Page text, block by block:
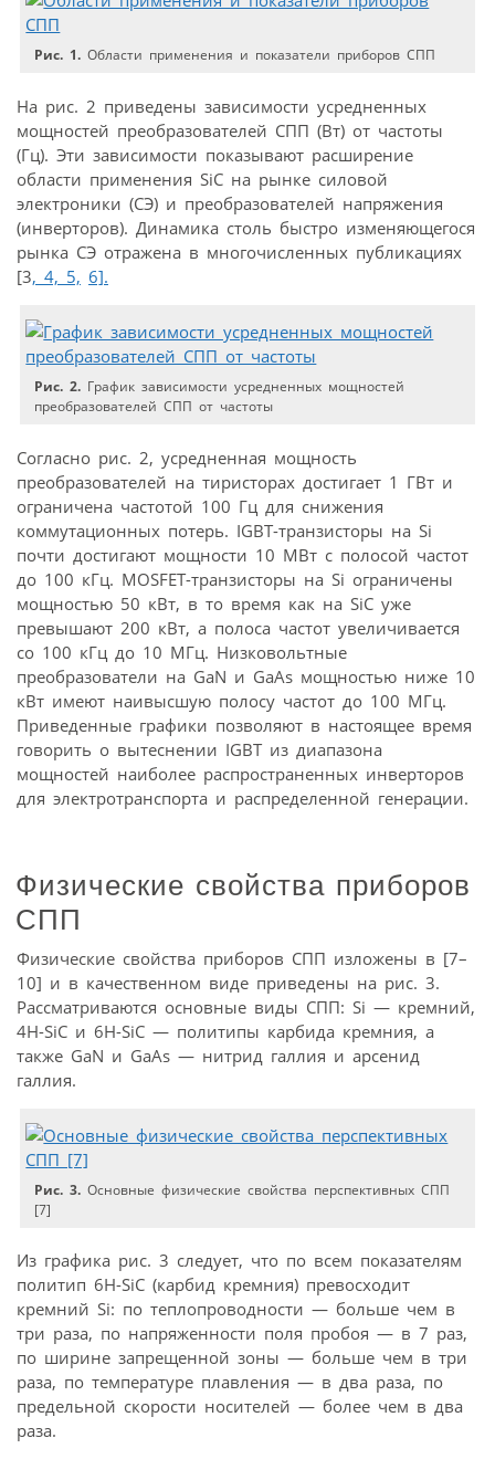
Рис. 1. Области применения и показатели приборов СПП
На рис. 2 приведены зависимости усредненных
мощностей преобразователей СПП (Вт) от частоты
(Гц). Эти зависимости показывают расширение
области применения SiC на рынке силовой
электроники (СЭ) и преобразователей напряжения
(инверторов). Динамика столь быстро изменяющегося
рынка СЭ отражена в многочисленных публикациях
[3, 4, 5, 6].
Рис. 2. График зависимости усредненных мощностей
преобразователей СПП от частоты
Согласно рис. 2, усредненная мощность
преобразователей на тиристорах достигает 1 ГВт и
ограничена частотой 100 Гц для снижения
коммутационных потерь. IGBT-транзисторы на Si
почти достигают мощности 10 МВт с полосой частот
до 100 кГц. MOSFET-транзисторы на Si ограничены
мощностью 50 кВт, в то время как на SiC уже
превышают 200 кВт, а полоса частот увеличивается
со 100 кГц до 10 МГц. Низковольтные
преобразователи на GaN и GaAs мощностью ниже 10
кВт имеют наивысшую полосу частот до 100 МГц.
Приведенные графики позволяют в настоящее время
говорить о вытеснении IGBT из диапазона
мощностей наиболее распространенных инверторов
для электротранспорта и распределенной генерации.
Физические свойства приборов
СПП
Физические свойства приборов СПП изложены в [7–
10] и в качественном виде приведены на рис. 3.
Рассматриваются основные виды СПП: Si — кремний,
4H-SiC и 6H-SiC — политипы карбида кремния, а
также GaN и GaAs — нитрид галлия и арсенид
галлия.
Рис. 3. Основные физические свойства перспективных СПП
[7]
Из графика рис. 3 следует, что по всем показателям
политип 6Н-SiC (карбид кремния) превосходит
кремний Si: по теплопровод­ности — больше чем в
три раза, по напряженности поля пробоя — в 7 раз,
по ширине запрещенной зоны — больше чем в три
раза, по температуре плавления — в два раза, по
предельной скорости носителей — более чем в два
раза.